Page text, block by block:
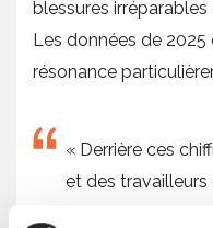
blessures
Les données de
résonance
« Derrière ces
et des travailleurs